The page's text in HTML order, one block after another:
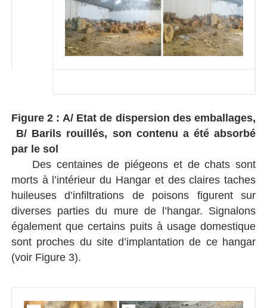
Figure 2 : A/ Etat de dispersion des emballages,
B/ Barils rouillés, son contenu a été absorbé
par le sol
Des centaines de piégeons et de chats sont
morts à l’intérieur du Hangar et des claires taches
huileuses d’infiltrations de poisons figurent sur
diverses parties du mure de l’hangar. Signalons
également que certains puits à usage domestique
sont proches du site d’implantation de ce hangar
(voir Figure 3).